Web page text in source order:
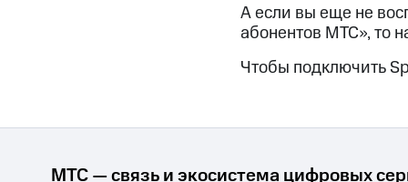
А если вы еще не
абонентов МТС», то
Чтобы подключить
МТС — связь и экосистема цифровых